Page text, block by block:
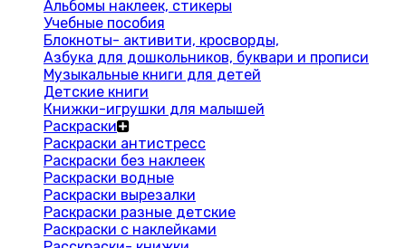
Альбомы наклеек, стикеры
Учебные пособия
Блокноты- активити, кросворды,
Азбука для дошкольников, буквари и прописи
Музыкальные книги для детей
Детские книги
Книжки-игрушки для малышей
Раскраски
Раскраски антистресс
Раскраски без наклеек
Раскраски водные
Раскраски вырезалки
Раскраски разные детские
Раскраски с наклейками